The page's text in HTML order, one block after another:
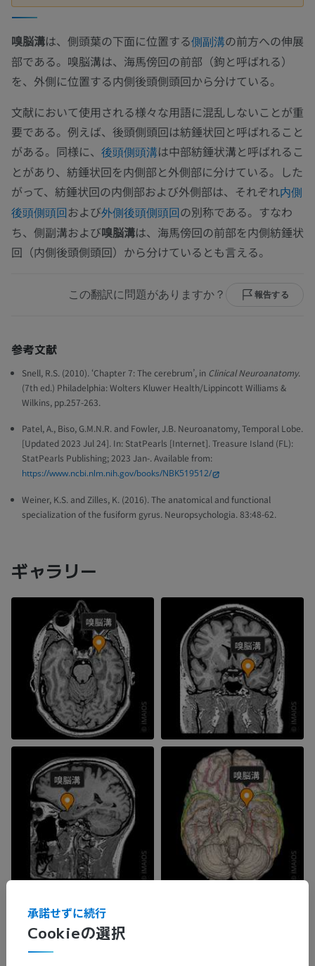
嗅脳溝は、側頭葉の下面に位置する側副溝の前方への伸展
部である。嗅脳溝は、海馬傍回の前部（鉤と呼ばれる）
を、外側に位置する内側後頭側頭回から分けている。
文献において使用される様々な用語に混乱しないことが重
要である。例えば、後頭側頭回は紡錘状回と呼ばれること
がある。同様に、 後頭側頭溝は中部紡錘状溝と呼ばれるこ
とがあり、紡錘状回を内側部と外側部に分けている。した
がって、紡錘状回の内側部および外側部は、それぞれ内側
後頭側頭回および外側後頭側頭回の別称である。すなわ
ち、側副溝および嗅脳溝は、海馬傍回の前部を内側紡錘状
回（内側後頭側頭回）から分けているとも言える。
この翻訳に問題がありますか？ 報告する
参考文献
Snell, R.S. (2010). ‘Chapter 7: The cerebrum’, in Clinical Neuroanatomy.
(7th ed.) Philadelphia: Wolters Kluwer Health/Lippincott Williams &
Wilkins, pp.257-263.
Patel, A., Biso, G.M.N.R. and Fowler, J.B. Neuroanatomy, Temporal Lobe.
[Updated 2023 Jul 24]. In: StatPearls [Internet]. Treasure Island (FL):
StatPearls Publishing; 2023 Jan-. Available from:
https://www.ncbi.nlm.nih.gov/books/NBK519512/
Weiner, K.S. and Zilles, K. (2016). The anatomical and functional
specialization of the fusiform gyrus. Neuropsychologia. 83:48-62.
ギャラリー
Cookieの選択
承諾せずに続行